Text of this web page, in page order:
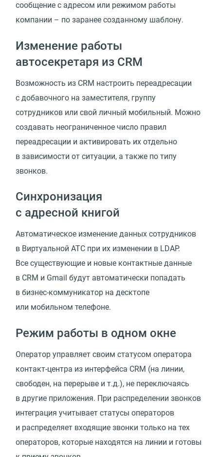
сообщение с адресом или режимом работы
компании – по заранее созданному шаблону.
Изменение работы
автосекретаря из CRM
Возможность из CRM настроить переадресации
с добавочного на заместителя, группу
сотрудников или свой личный мобильный. Можно
создавать неограниченное число правил
переадресации и активировать их отдельно
в зависимости от ситуации, а также по типу
звонков.
Синхронизация
с адресной книгой
Автоматическое изменение данных сотрудников
в Виртуальной АТС при их изменении в LDAP.
Все существующие и новые контактные данные
в CRM и Gmail будут автоматически попадать
в бизнес-коммуникатор на десктопе
или мобильном телефоне.
Режим работы в одном окне
Оператор управляет своим статусом оператора
контакт-центра из интерфейса CRM (на линии,
свободен, на перерыве и т.д.), не переключаясь
в другие приложения. При распределении звонков
интеграция учитывает статусы операторов
и распределяет входящие звонки только на тех
операторов, которые находятся на линии и готовы